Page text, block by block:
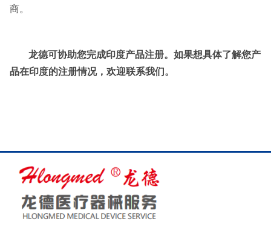
商。
龙德可协助您完成印度产品注册。如果想具体了解您产
品在印度的注册情况，欢迎联系我们。